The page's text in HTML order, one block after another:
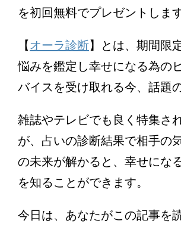
を初回無料でプレゼントしま
【オーラ診断】とは、期間限
悩みを鑑定し幸せになる為の
バイスを受け取れる今、話題
雑誌やテレビでも良く特集さ
が、占いの診断結果で相手の
の未来が解かると、幸せにな
を知ることができます。
今日は、あなたがこの記事を